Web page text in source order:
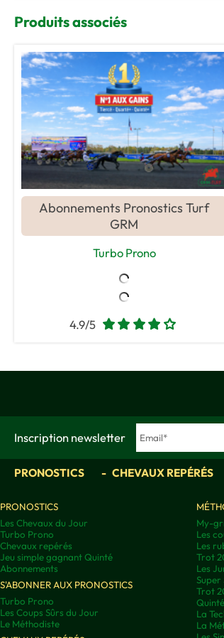
Produits associés
Abonnements Pronostics Turf
GRM
Turbo Prono
4.9/5
Inscription newsletter
PRONOSTICS CHEVAUX REPÉRÉS
PRONOSTICS
Les Chevaux du Jour
Turbo Prono
Chevaux repérés
Jeu simple gagnant Quinté
Abonnements
S'ABONNER AUX PRONOSTICS
Turbo Prono
Les Coups Sûrs du Jour
Le Méthodiste
My-
Les
Les
Trot
Les
Super
Trot
La
La